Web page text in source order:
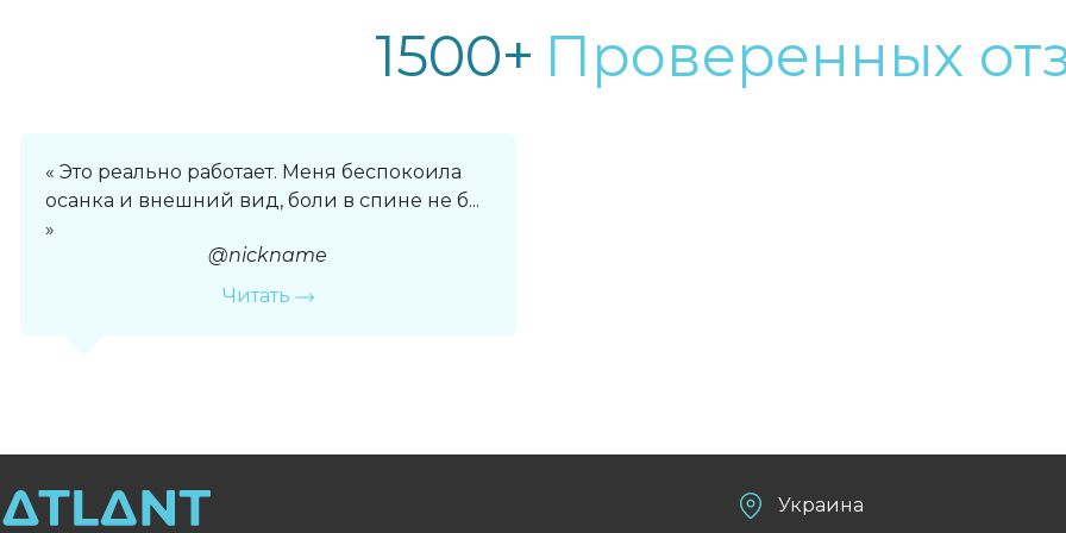
1500+ Проверенных
Это реально работает. Меня беспокоила
осанка и внешний вид, боли в спине не б...
@nickname
Читать
Украина